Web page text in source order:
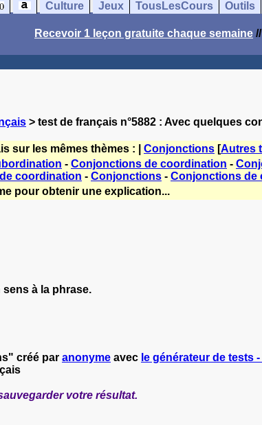
Culture Jeux TousLesCours Outils
Recevoir 1 leçon gratuite chaque semaine
> test de français n°5882 : Avec quelques
sur les mêmes thèmes : | Conjonctions [Autres
- Conjonctions de coordination -
coordination - Conjonctions - Conjonctions de
pour obtenir une explication...
à la phrase.
créé par anonyme avec le générateur de tests
votre résultat.